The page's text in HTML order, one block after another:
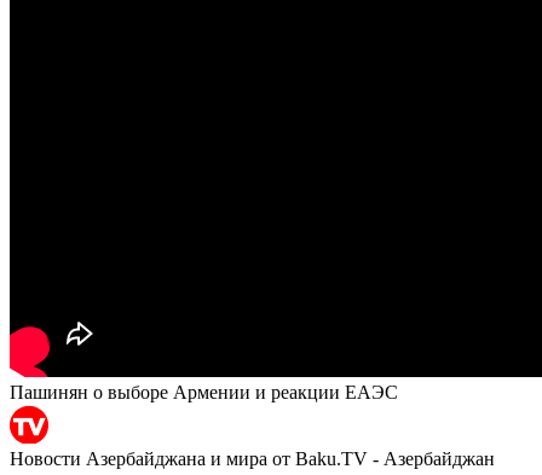
Пашинян о выборе Армении и реакции ЕАЭС
Новости Азербайджана и мира от Baku.TV - Азербайджан